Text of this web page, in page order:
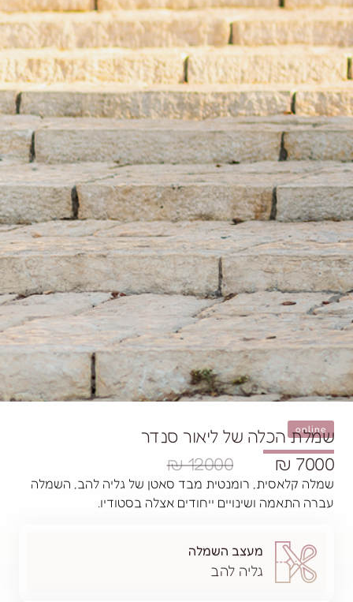
של ליאור סנדר
12000 ₪
רומנטית מבד סאטן של גליה להב, השמלה
ייחודים אצלה בסטודיו.
השמלה
להב